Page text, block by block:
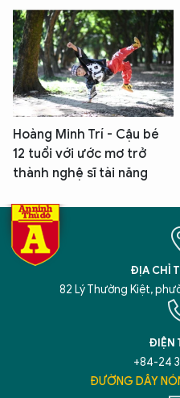
Hoàng Minh Trí - Cậu bé
12 tuổi với ước mơ trở
thành nghệ sĩ tài năng
ĐỊA CHỈ
82 Lý Thường Kiệt,
ĐIỆN
+84-24
ĐƯỜNG DÂY